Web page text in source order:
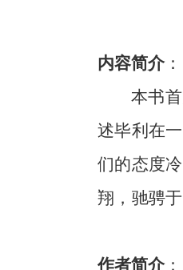
内容简介 ：
本书
述毕利在
们的态度
翔，驰骋于
作者简介 ：